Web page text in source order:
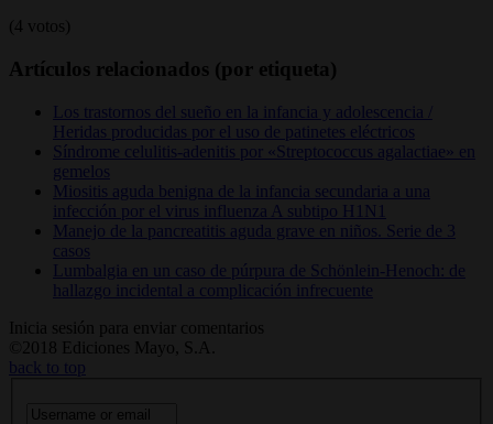
(4 votos)
Artículos relacionados (por etiqueta)
Los trastornos del sueño en la infancia y adolescencia /
Heridas producidas por el uso de patinetes eléctricos
Síndrome celulitis-adenitis por «Streptococcus agalactiae» en
gemelos
Miositis aguda benigna de la infancia secundaria a una
infección por el virus influenza A subtipo H1N1
Manejo de la pancreatitis aguda grave en niños. Serie de 3
casos
Lumbalgia en un caso de púrpura de Schönlein-Henoch: de
hallazgo incidental a complicación infrecuente
Inicia sesión para enviar comentarios
©2018 Ediciones Mayo, S.A.
back to top